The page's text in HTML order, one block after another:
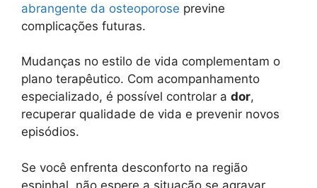
abrangente da osteoporose previne
complicações futuras.
Mudanças no estilo de vida complementam o
plano terapêutico. Com acompanhamento
especializado, é possível controlar a dor,
recuperar qualidade de vida e prevenir novos
episódios.
Se você enfrenta desconforto na região
espinhal, não espere a situação se agravar.